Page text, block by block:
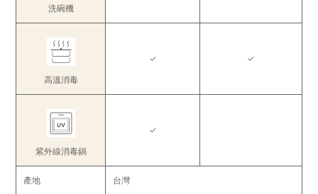
洗碗機
高溫消毒
✓ ✓
紫外線消毒鍋
✓
產地 台灣